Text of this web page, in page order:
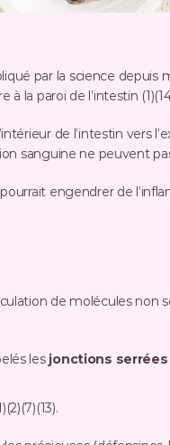
par la science depuis
à la paroi de l’intestin
de l’intestin vers
sanguine ne peuvent
engendrer de
les jonctions serrées